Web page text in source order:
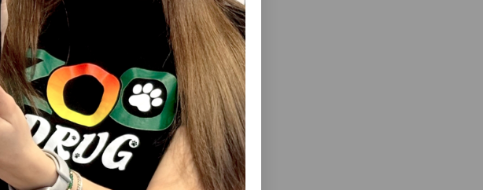
PIŞIKLƏR VƏ ITLƏR ÜÇÜN GÜNDƏLIK
QIDA RASIONU ÜÇÜN YEM ƏLAVƏSI
CANINA LACHSOL SALMON OIL TƏBII
BALIQ YAĞI 250 ML.
8IN1 EXCEL BREWERS YEAST DOG&CAT
VITAMINLƏRI, IT VƏ PIŞIKLƏRIN DƏRI VƏ